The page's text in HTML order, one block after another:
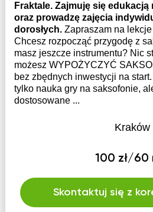
Fraktale. Zajmuję się edukacją
oraz prowadzę zajęcia
dorosłych. Zapraszam na
Chcesz rozpocząć przygodę z
masz jeszcze instrumentu? Nic
możesz WYPOŻYCZYĆ
bez zbędnych inwestycji na
tylko nauka gry na saksofonie,
dostosowane ...
Kraków
100 zł/60
Skontaktuj się z